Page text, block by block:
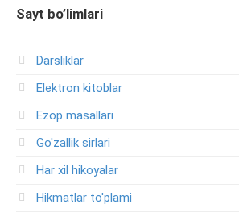
Sayt bo’limlari
Darsliklar
Elektron kitoblar
Ezop masallari
Go'zallik sirlari
Har xil hikoyalar
Hikmatlar to'plami